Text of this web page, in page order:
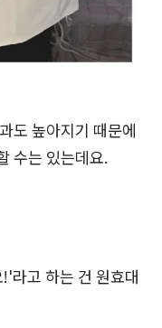
도 높아지기 때문에
수는 있는데요.
라고 하는 건 원효대